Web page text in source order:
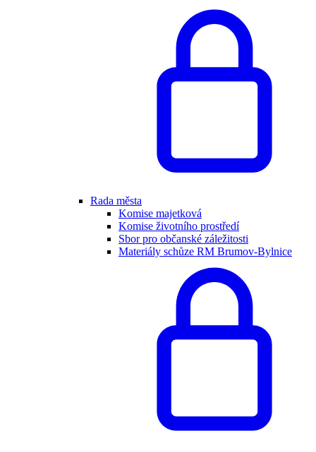
Rada města
Komise majetková
Komise životního prostředí
Sbor pro občanské záležitosti
Materiály schůze RM Brumov-Bylnice